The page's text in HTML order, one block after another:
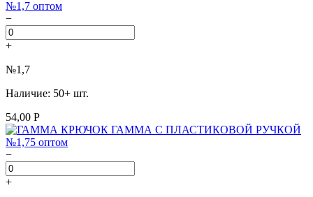
−
+
№1,7
Наличие: 50+ шт.
54,00 Р
−
+